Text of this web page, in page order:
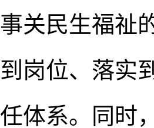
事关民生福祉
到岗位、落实
任体系。同时